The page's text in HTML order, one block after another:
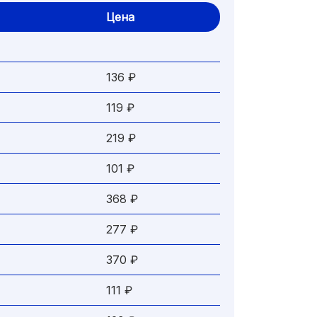
Цена
136 ₽
119 ₽
219 ₽
101 ₽
368 ₽
277 ₽
370 ₽
111 ₽